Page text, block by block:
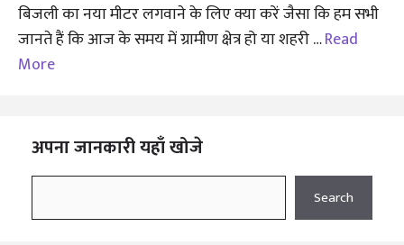
बिजली का नया मीटर लगवाने के लिए क्या करें जैसा कि हम सभी
जानते हैं कि आज के समय में ग्रामीण क्षेत्र हो या शहरी …Read
More
अपना जानकारी यहाँ खोजे
Search